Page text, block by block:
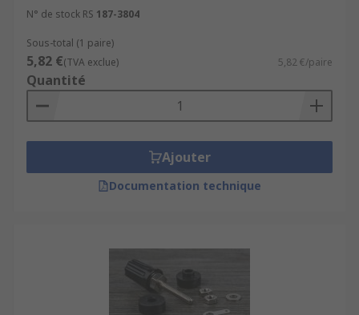
N° de stock RS 187-3804
Sous-total (1 paire)
5,82 €(TVA exclue) 5,82 €/paire
Quantité
Ajouter
Documentation technique